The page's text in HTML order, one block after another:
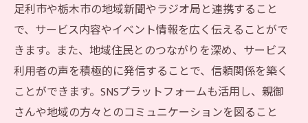
足利市や栃木市の地域新聞やラジオ局と連携すること
で、サービス内容やイベント情報を広く伝えることがで
きます。また、地域住民とのつながりを深め、サービス
利用者の声を積極的に発信することで、信頼関係を築く
ことができます。SNSプラットフォームも活用し、親御
さんや地域の方々とのコミュニケーションを図ること